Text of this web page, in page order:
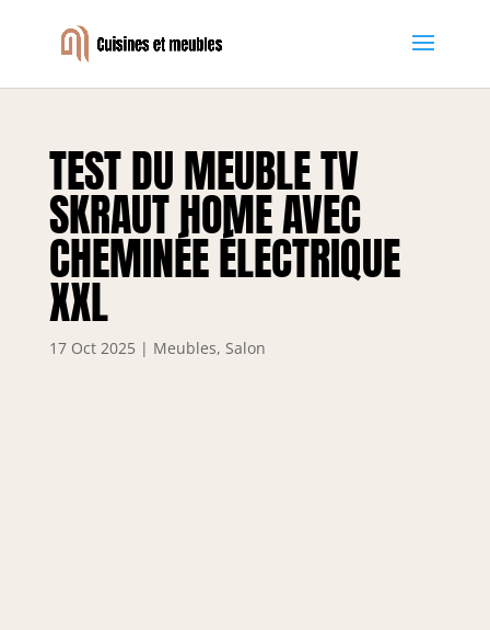
TEST DU MEUBLE TV
SKRAUT HOME AVEC
CHEMINÉE ÉLECTRIQUE
XXL
17 Oct 2025 | Meubles, Salon